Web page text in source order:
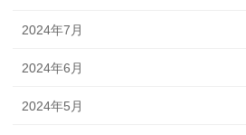
2024年7月
2024年6月
2024年5月